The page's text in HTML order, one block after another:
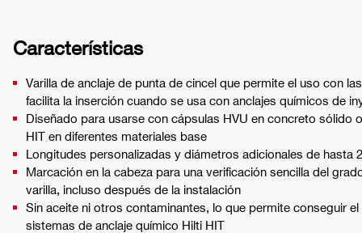
Características
Varilla de anclaje de punta de cincel que permite el uso con
facilita la inserción cuando se usa con anclajes químicos de
Diseñado para usarse con cápsulas HVU en concreto sólido
HIT en diferentes materiales base
Longitudes personalizadas y diámetros adicionales de
Marcación en la cabeza para una verificación sencilla del
varilla, incluso después de la instalación
Sin aceite ni otros contaminantes, lo que permite conseguir
sistemas de anclaje químico Hilti HIT